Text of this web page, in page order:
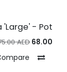
'Large' - Pot
68.00
AED